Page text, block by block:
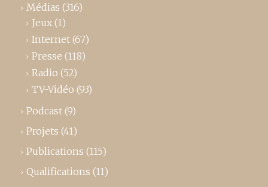
Médias (316)
Jeux (1)
Internet (67)
Presse (118)
Radio (52)
TV-Vidéo (93)
Podcast (9)
Projets (41)
Publications (115)
Qualifications (11)